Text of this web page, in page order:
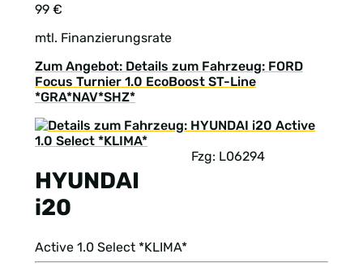
99 €
mtl. Finanzierungsrate
Zum Angebot: Details zum Fahrzeug: FORD
Focus Turnier 1.0 EcoBoost ST-Line
*GRA*NAV*SHZ*
HYUNDAI
i20
Fzg: L06294
Active 1.0 Select *KLIMA*